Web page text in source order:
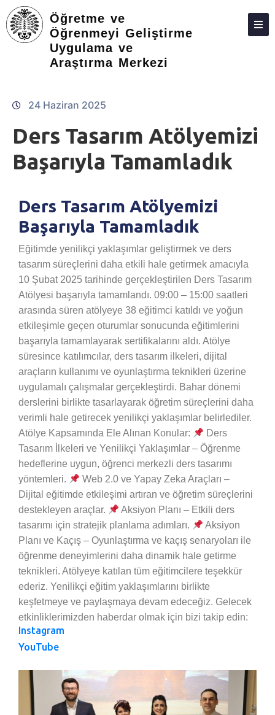
Öğretme ve
Öğrenmeyi Geliştirme
Uygulama ve
Araştırma Merkezi
ANASAYFA
24 Haziran 2025
Ders Tasarım Atölyemizi
Başarıyla Tamamladık
Ders Tasarım Atölyemizi
Başarıyla Tamamladık
Eğitimde yenilikçi yaklaşımlar geliştirmek ve ders
tasarım süreçlerini daha etkili hale getirmek amacıyla
10 Şubat 2025 tarihinde gerçekleştirilen Ders Tasarım
Atölyesi başarıyla tamamlandı. 09:00 – 15:00 saatleri
arasında süren atölyeye 38 eğitimci katıldı ve yoğun
etkileşimle geçen oturumlar sonucunda eğitimlerini
başarıyla tamamlayarak sertifikalarını aldı. Atölye
süresince katılımcılar, ders tasarım ilkeleri, dijital
araçların kullanımı ve oyunlaştırma teknikleri üzerine
uygulamalı çalışmalar gerçekleştirdi. Bahar dönemi
derslerini birlikte tasarlayarak öğretim süreçlerini daha
verimli hale getirecek yenilikçi yaklaşımlar belirlediler.
Atölye Kapsamında Ele Alınan Konular:
Ders
Tasarım İlkeleri ve Yenilikçi Yaklaşımlar – Öğrenme
hedeflerine uygun, öğrenci merkezli ders tasarımı
yöntemleri.
Web 2.0 ve Yapay Zeka Araçları –
Dijital eğitimde etkileşimi artıran ve öğretim süreçlerini
destekleyen araçlar.
Aksiyon Planı – Etkili ders
tasarımı için stratejik planlama adımları.
Aksiyon
Planı ve Kaçış – Oyunlaştırma ve kaçış senaryoları ile
öğrenme deneyimlerini daha dinamik hale getirme
teknikleri. Atölyeye katılan tüm eğitimcilere teşekkür
ederiz. Yenilikçi eğitim yaklaşımlarını birlikte
keşfetmeye ve paylaşmaya devam edeceğiz. Gelecek
etkinliklerimizden haberdar olmak için bizi takip edin:
Instagram
YouTube